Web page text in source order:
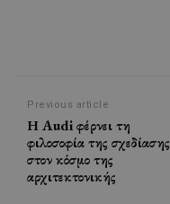
Previous article
Η Audi φέρνει τη
φιλοσοφία της σχεδίασης
στον κόσμο της
αρχιτεκτονικής